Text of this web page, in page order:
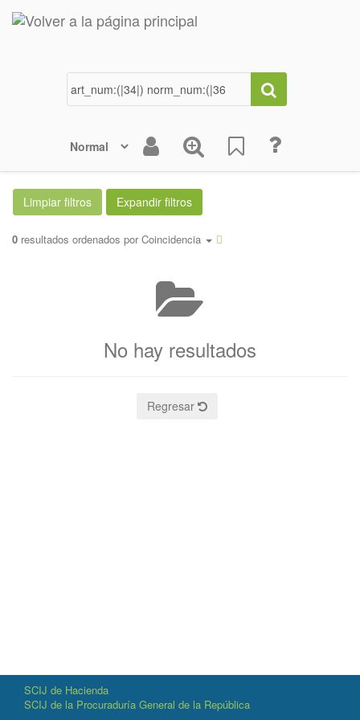
0 resultados ordenados por Coincidencia
No hay resultados
Regresar
SCIJ de Hacienda
SCIJ de la Procuraduría General de la República